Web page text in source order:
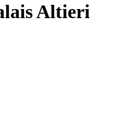
Altieri